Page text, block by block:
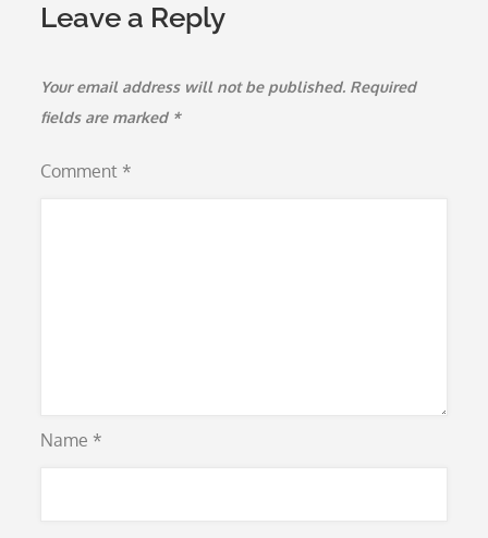
Leave a Reply
Your email address will not be published. Required
fields are marked *
Comment *
Name *